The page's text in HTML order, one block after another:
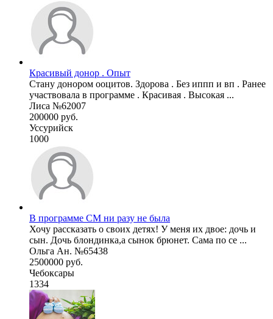
Красивый донор . Опыт
Стану донором ооцитов. Здорова . Без иппп и вп . Ранее
участвовала в программе . Красивая . Высокая ...
Лиса №62007
200000 руб.
Уссурийск
1000
В программе СМ ни разу не была
Хочу рассказать о своих детях! У меня их двое: дочь и
сын. Дочь блондинка,а сынок брюнет. Сама по се ...
Ольга Ан. №65438
2500000 руб.
Чебоксары
1334